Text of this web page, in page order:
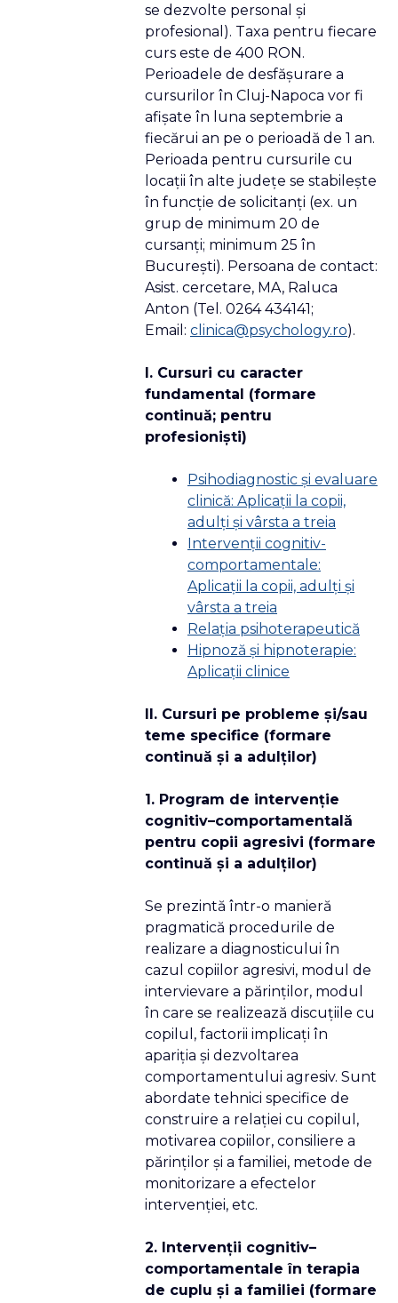
se dezvolte personal şi
profesional). Taxa pentru fiecare
curs este de 400 RON.
Perioadele de desfăşurare a
cursurilor în Cluj-Napoca vor fi
afişate în luna septembrie a
fiecărui an pe o perioadă de 1 an.
Perioada pentru cursurile cu
locaţii în alte judeţe se stabileşte
în funcţie de solicitanţi (ex. un
grup de minimum 20 de
cursanţi; minimum 25 în
Bucureşti). Persoana de contact:
Asist. cercetare, MA, Raluca
Anton (Tel. 0264 434141;
Email: clinica@psychology.ro).
I. Cursuri cu caracter
fundamental (formare
continuă; pentru
profesionişti)
Psihodiagnostic şi evaluare
clinică: Aplicaţii la copii,
adulţi şi vârsta a treia
Intervenţii cognitiv-
comportamentale:
Aplicaţii la copii, adulţi şi
vârsta a treia
Relaţia psihoterapeutică
Hipnoză şi hipnoterapie:
Aplicaţii clinice
II. Cursuri pe probleme şi/sau
teme specifice (formare
continuă şi a adulţilor)
1. Program de intervenţie
cognitiv–comportamentală
pentru copii agresivi (formare
continuă şi a adulţilor)
Se prezintă într-o manieră
pragmatică procedurile de
realizare a diagnosticului în
cazul copiilor agresivi, modul de
intervievare a părinţilor, modul
în care se realizează discuţiile cu
copilul, factorii implicaţi în
apariţia şi dezvoltarea
comportamentului agresiv. Sunt
abordate tehnici specifice de
construire a relaţiei cu copilul,
motivarea copiilor, consiliere a
părinţilor şi a familiei, metode de
monitorizare a efectelor
intervenţiei, etc.
2. Intervenţii cognitiv–
comportamentale în terapia
de cuplu şi a familiei (formare